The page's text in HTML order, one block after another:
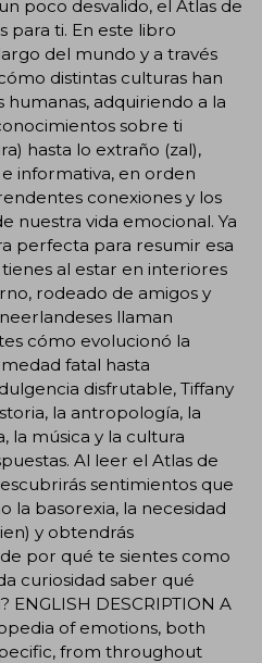
poco desvalido, el Atlas de
para ti. En este libro
del mundo y a través
distintas culturas han
adquiriendo a la
sobre ti
hasta lo extraño (zal),
informativa, en orden
conexiones y los
nuestra vida emocional. Ya
perfecta para resumir esa
al estar en interiores
rodeado de amigos y
llaman
cómo evolucionó la
fatal hasta
disfrutable, Tiffany
la antropología, la
la música y la cultura
Al leer el Atlas de
sentimientos que
la basorexia, la necesidad
y obtendrás
por qué te sientes como
curiosidad saber qué
DESCRIPTION A
of emotions, both
from throughout